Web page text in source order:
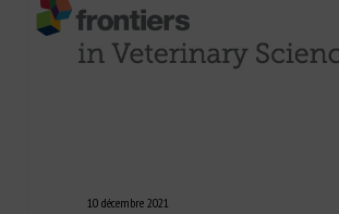
10 décembre 2021